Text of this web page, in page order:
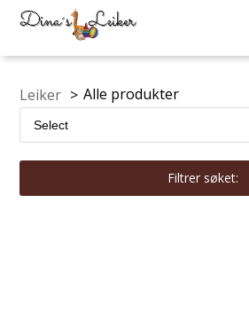
Leiker > Alle produkter
Filtrer søket: